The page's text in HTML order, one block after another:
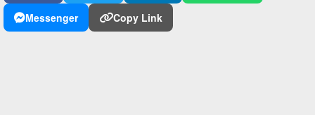
Messenger
Copy Link